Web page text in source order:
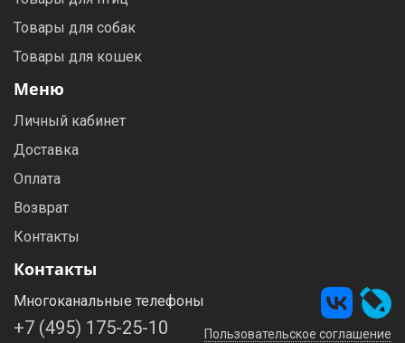
Товары для собак
Товары для кошек
Меню
Личный кабинет
Доставка
Оплата
Возврат
Контакты
Контакты
Многоканальные телефоны
+7 (495) 175-25-10
Пользовательское соглашение